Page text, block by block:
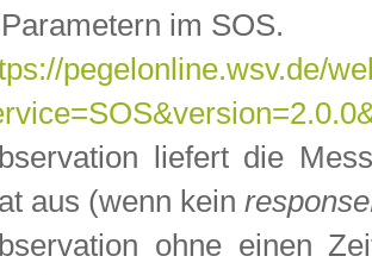
im SOS.
pegelonline.wsv.de/
liefert die
aus (wenn kein
ohne einen